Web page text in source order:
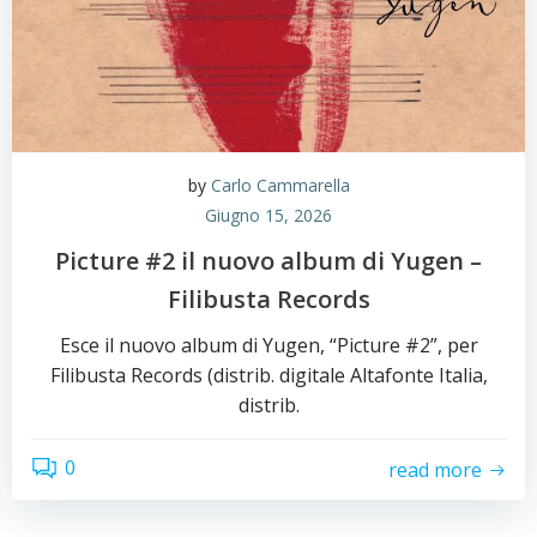
by Carlo Cammarella
Giugno 15, 2026
Picture #2 il nuovo album di Yugen –
Filibusta Records
Esce il nuovo album di Yugen, “Picture #2”, per
Filibusta Records (distrib. digitale Altafonte Italia,
distrib.
0 read more